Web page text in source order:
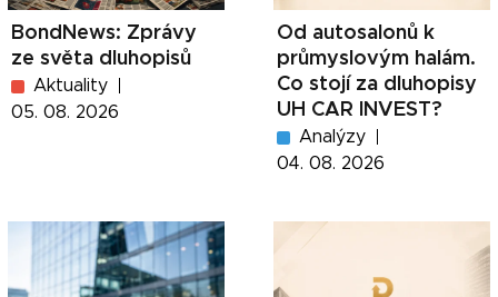
BondNews: Zprávy
ze světa dluhopisů
Aktuality
05. 08. 2026
Od autosalonů k
průmyslovým halám.
Co stojí za dluhopisy
UH CAR INVEST?
Analýzy
04. 08. 2026